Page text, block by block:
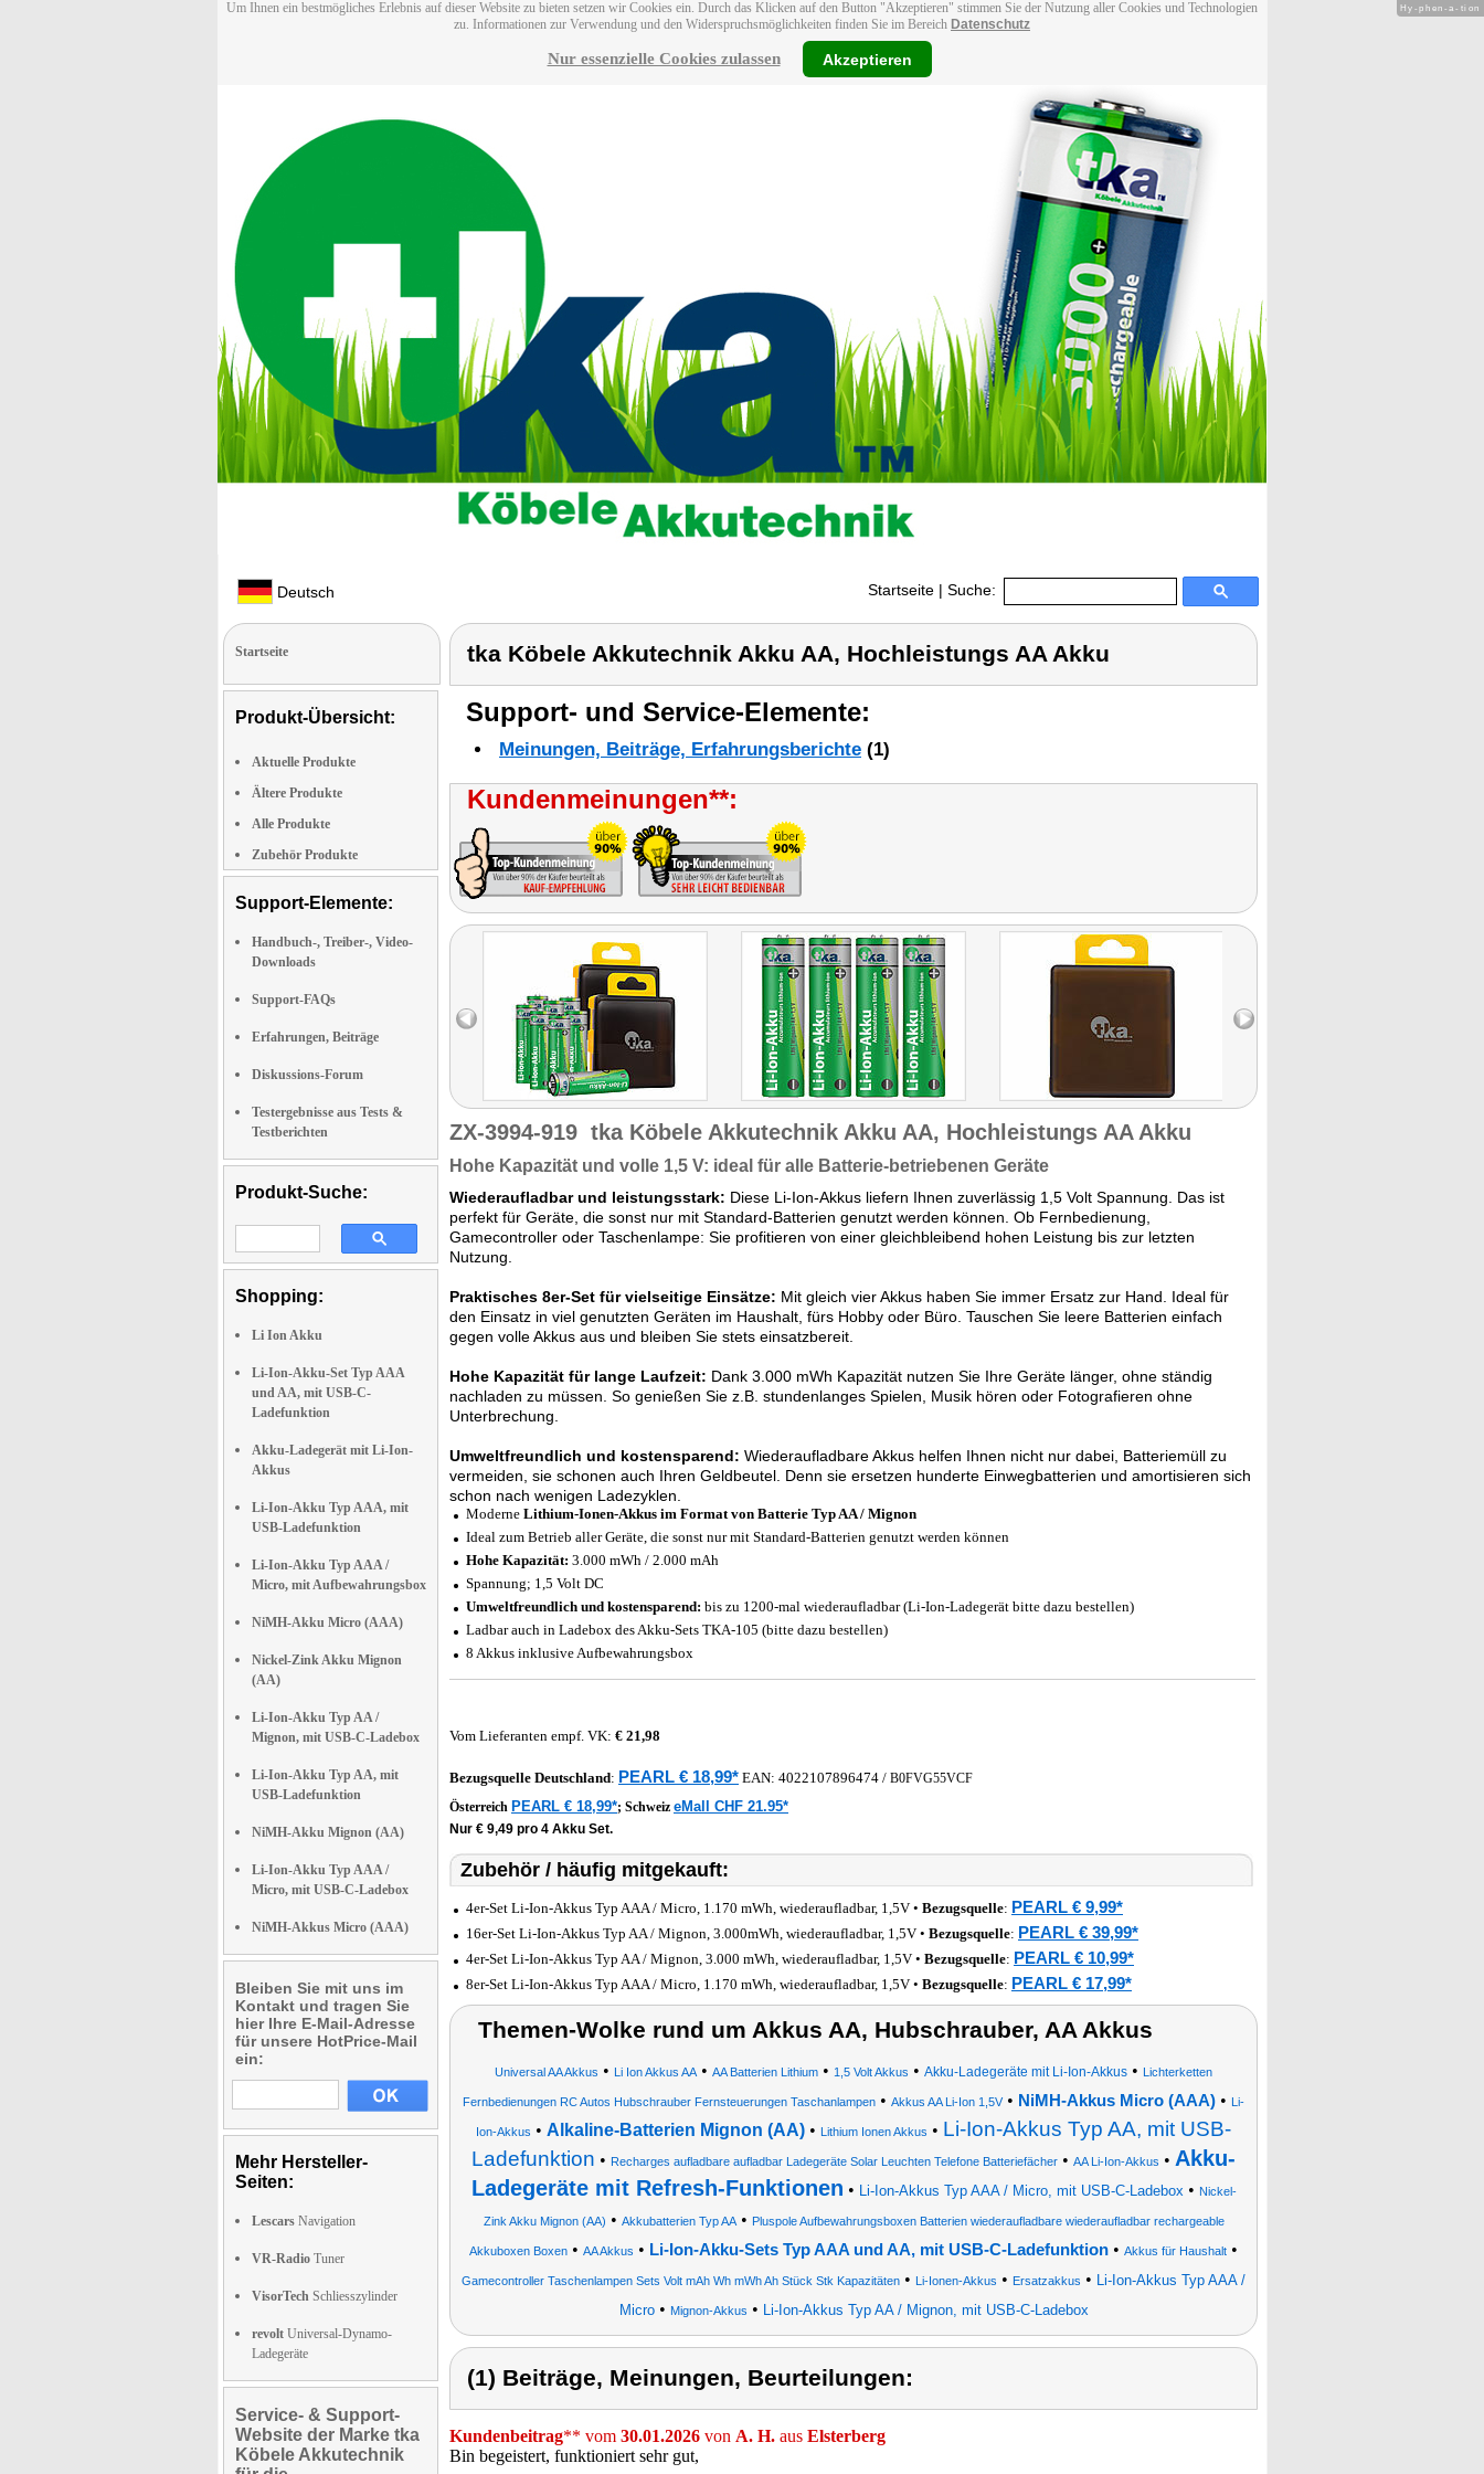
Um Ihnen ein bestmögliches Erlebnis auf dieser Website zu bieten setzen wir Cookies ein. Durch das Klicken auf den Button "Akzeptieren" stimmen Sie der Nutzung aller Cookies und Technologien
zu. Informationen zur Verwendung und den Widerspruchsmöglichkeiten finden Sie im Bereich Datenschutz
Nur essenzielle Cookies zulassen Akzeptieren
Deutsch Startseite | Suche:
Startseite
Produkt-Übersicht:
Aktuelle Produkte
Ältere Produkte
Alle Produkte
Zubehör Produkte
Support-Elemente:
Handbuch-, Treiber-, Video-
Downloads
Support-FAQs
Erfahrungen, Beiträge
Diskussions-Forum
Testergebnisse aus Tests &
Testberichten
Produkt-Suche:
Shopping:
Li Ion Akku
Li-Ion-Akku-Set Typ AAA
und AA, mit USB-C-
Ladefunktion
Akku-Ladegerät mit Li-Ion-
Akkus
Li-Ion-Akku Typ AAA, mit
USB-Ladefunktion
Li-Ion-Akku Typ AAA /
Micro, mit Aufbewahrungsbox
NiMH-Akku Micro (AAA)
Nickel-Zink Akku Mignon
(AA)
Li-Ion-Akku Typ AA /
Mignon, mit USB-C-Ladebox
Li-Ion-Akku Typ AA, mit
USB-Ladefunktion
NiMH-Akku Mignon (AA)
Li-Ion-Akku Typ AAA /
Micro, mit USB-C-Ladebox
NiMH-Akkus Micro (AAA)
Bleiben Sie mit uns im
Kontakt und tragen Sie
hier Ihre E-Mail-Adresse
für unsere HotPrice-Mail
ein:
Mehr Hersteller-
Seiten:
Lescars Navigation
VR-Radio Tuner
VisorTech Schliesszylinder
revolt Universal-Dynamo-
Ladegeräte
Service- & Support-
Website der Marke tka
Köbele Akkutechnik
tka Köbele Akkutechnik Akku AA, Hochleistungs AA Akku
Support- und Service-Elemente:
Meinungen, Beiträge, Erfahrungsberichte (1)
Kundenmeinungen**:
ZX-3994-919 tka Köbele Akkutechnik Akku AA, Hochleistungs AA Akku
Hohe Kapazität und volle 1,5 V: ideal für alle Batterie-betriebenen Geräte
Wiederaufladbar und leistungsstark: Diese Li-Ion-Akkus liefern Ihnen zuverlässig 1,5 Volt Spannung. Das ist
perfekt für Geräte, die sonst nur mit Standard-Batterien genutzt werden können. Ob Fernbedienung,
Gamecontroller oder Taschenlampe: Sie profitieren von einer gleichbleibend hohen Leistung bis zur letzten
Nutzung.
Praktisches 8er-Set für vielseitige Einsätze: Mit gleich vier Akkus haben Sie immer Ersatz zur Hand. Ideal für
den Einsatz in viel genutzten Geräten im Haushalt, fürs Hobby oder Büro. Tauschen Sie leere Batterien einfach
gegen volle Akkus aus und bleiben Sie stets einsatzbereit.
Hohe Kapazität für lange Laufzeit: Dank 3.000 mWh Kapazität nutzen Sie Ihre Geräte länger, ohne ständig
nachladen zu müssen. So genießen Sie z.B. stundenlanges Spielen, Musik hören oder Fotografieren ohne
Unterbrechung.
Umweltfreundlich und kostensparend: Wiederaufladbare Akkus helfen Ihnen nicht nur dabei, Batteriemüll zu
vermeiden, sie schonen auch Ihren Geldbeutel. Denn sie ersetzen hunderte Einwegbatterien und amortisieren sich
schon nach wenigen Ladezyklen.
Moderne Lithium-Ionen-Akkus im Format von Batterie Typ AA / Mignon
Ideal zum Betrieb aller Geräte, die sonst nur mit Standard-Batterien genutzt werden können
Hohe Kapazität: 3.000 mWh / 2.000 mAh
Spannung; 1,5 Volt DC
Umweltfreundlich und kostensparend: bis zu 1200-mal wiederaufladbar (Li-Ion-Ladegerät bitte dazu bestellen)
Ladbar auch in Ladebox des Akku-Sets TKA-105 (bitte dazu bestellen)
8 Akkus inklusive Aufbewahrungsbox
Vom Lieferanten empf. VK: € 21,98
Bezugsquelle Deutschland: PEARL € 18,99* EAN: 4022107896474 / B0FVG55VCF
Österreich PEARL € 18,99*; Schweiz eMall CHF 21.95*
Nur € 9,49 pro 4 Akku Set.
Zubehör / häufig mitgekauft:
4er-Set Li-Ion-Akkus Typ AAA / Micro, 1.170 mWh, wiederaufladbar, 1,5V • Bezugsquelle: PEARL € 9,99*
16er-Set Li-Ion-Akkus Typ AA / Mignon, 3.000mWh, wiederaufladbar, 1,5V • Bezugsquelle: PEARL € 39,99*
4er-Set Li-Ion-Akkus Typ AA / Mignon, 3.000 mWh, wiederaufladbar, 1,5V • Bezugsquelle: PEARL € 10,99*
8er-Set Li-Ion-Akkus Typ AAA / Micro, 1.170 mWh, wiederaufladbar, 1,5V • Bezugsquelle: PEARL € 17,99*
Themen-Wolke rund um Akkus AA, Hubschrauber, AA Akkus
Universal AA Akkus • Li Ion Akkus AA • AA Batterien Lithium • 1,5 Volt Akkus • Akku-Ladegeräte mit Li-Ion-Akkus • Lichterketten
Fernbedienungen RC Autos Hubschrauber Fernsteuerungen Taschanlampen • Akkus AA Li-Ion 1,5V• NiMH-Akkus Micro (AAA) • Li-
Ion-Akkus • Alkaline-Batterien Mignon (AA) • Lithium Ionen Akkus • Li-Ion-Akkus Typ AA, mit USB-
Ladefunktion • Recharges aufladbare aufladbar Ladegeräte Solar Leuchten Telefone Batteriefächer • AA Li-Ion-Akkus • Akku-
Ladegeräte mit Refresh-Funktionen • Li-Ion-Akkus Typ AAA / Micro, mit USB-C-Ladebox • Nickel-
Zink Akku Mignon (AA) • Akkubatterien Typ AA• Pluspole Aufbewahrungsboxen Batterien wiederaufladbare wiederaufladbar rechargeable
Akkuboxen Boxen • AA Akkus • Li-Ion-Akku-Sets Typ AAA und AA, mit USB-C-Ladefunktion • Akkus für Haushalt •
Gamecontroller Taschenlampen Sets Volt mAh Wh mWh Ah Stück Stk Kapazitäten • Li-Ionen-Akkus • Ersatzakkus • Li-Ion-Akkus Typ AAA /
Micro• Mignon-Akkus • Li-Ion-Akkus Typ AA / Mignon, mit USB-C-Ladebox
(1) Beiträge, Meinungen, Beurteilungen:
Kundenbeitrag** vom 30.01.2026 von A. H. aus Elsterberg
Bin begeistert, funktioniert sehr gut,
Hy-phen-a-tion